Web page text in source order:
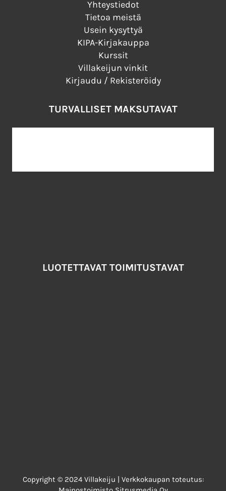
Yhteystiedot
Tietoa meistä
Usein kysyttyä
KIPA-Kirjakauppa
Kurssit
Villakeijun vinkit
Kirjaudu / Rekisteröidy
TURVALLISET MAKSUTAVAT
LUOTETTAVAT TOIMITUSTAVAT
Copyright © 2024 Villakeiju | Verkkokaupan toteutus: